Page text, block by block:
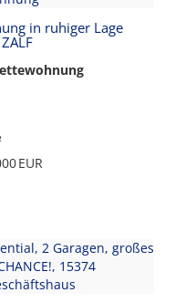
in ruhiger Lage
EUR